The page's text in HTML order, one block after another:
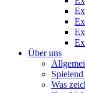
Über uns
Was